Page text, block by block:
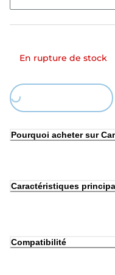
En rupture de stock
Loading...
Pourquoi acheter sur
Caractéristiques
Compatibilité